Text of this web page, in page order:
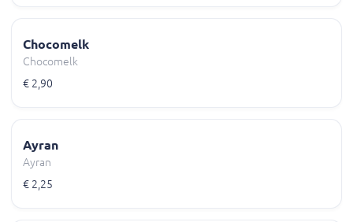
Chocomelk
Chocomelk
€ 2,90
Ayran
Ayran
€ 2,25